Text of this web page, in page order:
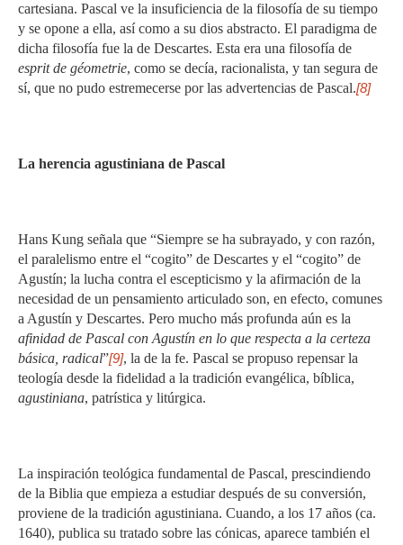
cartesiana. Pascal ve la insuficiencia de la filosofía de su tiempo
y se opone a ella, así como a su dios abstracto. El paradigma de
dicha filosofía fue la de Descartes. Esta era una filosofía de
esprit de géometrie, como se decía, racionalista, y tan segura de
sí, que no pudo estremecerse por las advertencias de Pascal.[8]
La herencia agustiniana de Pascal
Hans Kung señala que “Siempre se ha subrayado, y con razón,
el paralelismo entre el “cogito” de Descartes y el “cogito” de
Agustín; la lucha contra el escepticismo y la afirmación de la
necesidad de un pensamiento articulado son, en efecto, comunes
a Agustín y Descartes. Pero mucho más profunda aún es la
afinidad de Pascal con Agustín en lo que respecta a la certeza
básica, radical”[9], la de la fe. Pascal se propuso repensar la
teología desde la fidelidad a la tradición evangélica, bíblica,
agustiniana, patrística y litúrgica.
La inspiración teológica fundamental de Pascal, prescindiendo
de la Biblia que empieza a estudiar después de su conversión,
proviene de la tradición agustiniana. Cuando, a los 17 años (ca.
1640), publica su tratado sobre las cónicas, aparece también el